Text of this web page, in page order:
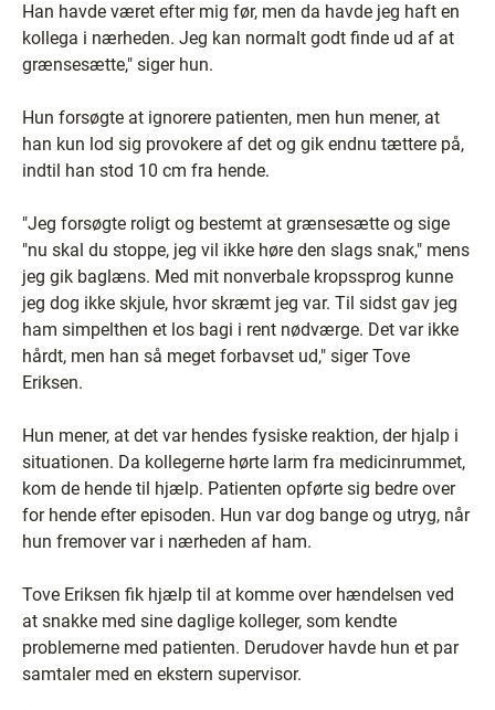
Han havde været efter mig før, men da havde jeg haft en
kollega i nærheden. Jeg kan normalt godt finde ud af at
grænsesætte," siger hun.
Hun forsøgte at ignorere patienten, men hun mener, at
han kun lod sig provokere af det og gik endnu tættere på,
indtil han stod 10 cm fra hende.
"Jeg forsøgte roligt og bestemt at grænsesætte og sige
"nu skal du stoppe, jeg vil ikke høre den slags snak," mens
jeg gik baglæns. Med mit nonverbale kropssprog kunne
jeg dog ikke skjule, hvor skræmt jeg var. Til sidst gav jeg
ham simpelthen et los bagi i rent nødværge. Det var ikke
hårdt, men han så meget forbavset ud," siger Tove
Eriksen.
Hun mener, at det var hendes fysiske reaktion, der hjalp i
situationen. Da kollegerne hørte larm fra medicinrummet,
kom de hende til hjælp. Patienten opførte sig bedre over
for hende efter episoden. Hun var dog bange og utryg, når
hun fremover var i nærheden af ham.
Tove Eriksen fik hjælp til at komme over hændelsen ved
at snakke med sine daglige kolleger, som kendte
problemerne med patienten. Derudover havde hun et par
samtaler med en ekstern supervisor.